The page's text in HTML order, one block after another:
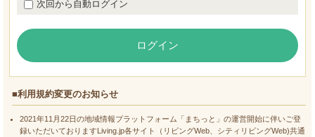
次回から自動ログイン
ログイン
■利用規約変更のお知らせ
2021年11月22日の地域情報プラットフォーム「まちっと」の運営開始に伴いご登
録いただいておりますLiving.jp各サイト（リビングWeb、シティリビングWeb)共通